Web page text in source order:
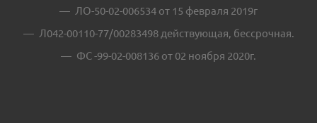
ЛО-50-02-006534 от 15 февраля 2019г
Л042-00110-77/00283498 действующая, бессрочная.
ФС -99-02-008136 от 02 ноября 2020г.